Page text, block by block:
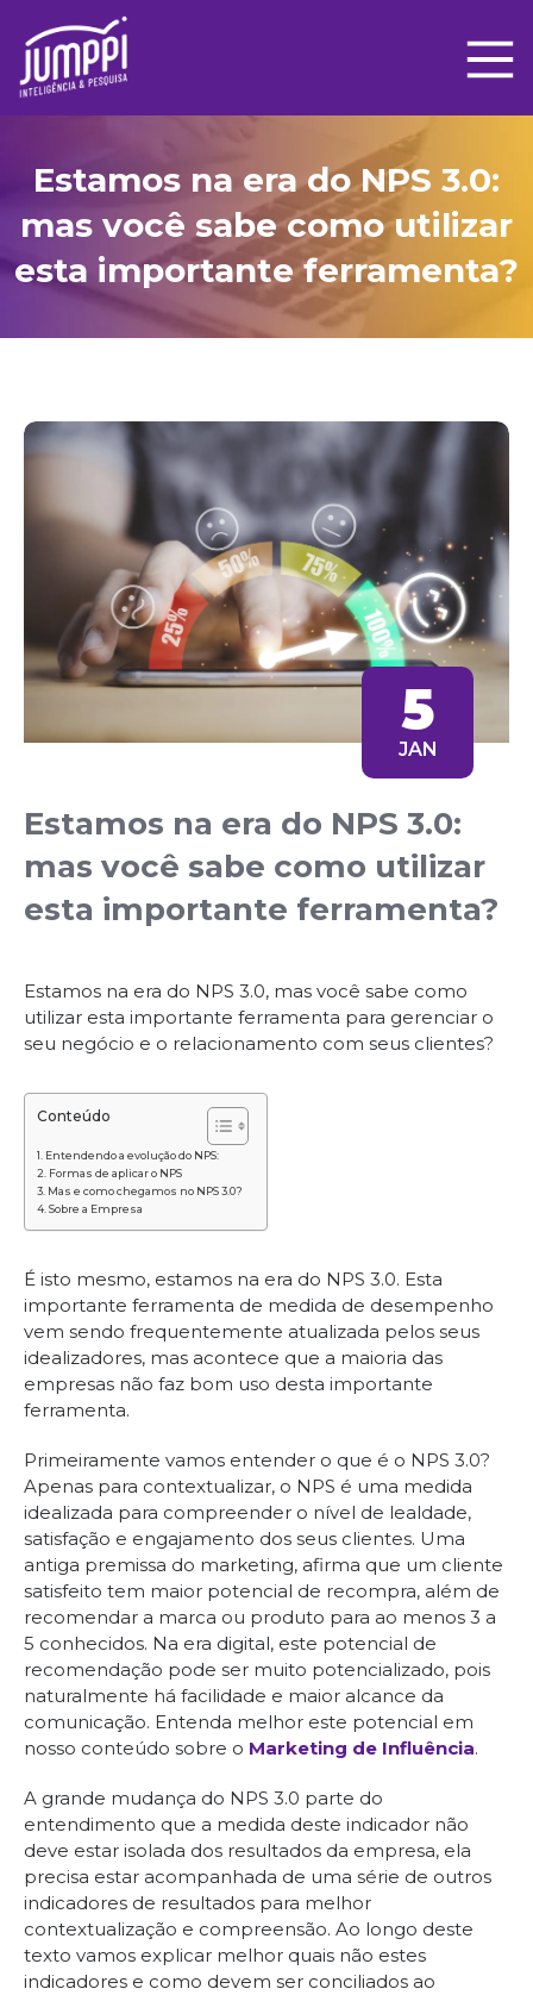
Estamos na era do NPS 3.0:
mas você sabe como utilizar
esta importante ferramenta?
5
JAN
Estamos na era do NPS 3.0:
mas você sabe como utilizar
esta importante ferramenta?
Estamos na era do NPS 3.0, mas você sabe como
utilizar esta importante ferramenta para gerenciar o
seu negócio e o relacionamento com seus clientes?
Conteúdo
Entendendo a evolução do NPS:
Formas de aplicar o NPS
Mas e como chegamos no NPS 3.0?
Sobre a Empresa
É isto mesmo, estamos na era do NPS 3.0. Esta
importante ferramenta de medida de desempenho
vem sendo frequentemente atualizada pelos seus
idealizadores, mas acontece que a maioria das
empresas não faz bom uso desta importante
ferramenta.
Primeiramente vamos entender o que é o NPS 3.0?
Apenas para contextualizar, o NPS é uma medida
idealizada para compreender o nível de lealdade,
satisfação e engajamento dos seus clientes. Uma
antiga premissa do marketing, afirma que um cliente
satisfeito tem maior potencial de recompra, além de
recomendar a marca ou produto para ao menos 3 a
5 conhecidos. Na era digital, este potencial de
recomendação pode ser muito potencializado, pois
naturalmente há facilidade e maior alcance da
comunicação. Entenda melhor este potencial em
nosso conteúdo sobre o Marketing de Influência.
A grande mudança do NPS 3.0 parte do
entendimento que a medida deste indicador não
deve estar isolada dos resultados da empresa, ela
precisa estar acompanhada de uma série de outros
indicadores de resultados para melhor
contextualização e compreensão. Ao longo deste
texto vamos explicar melhor quais não estes
indicadores e como devem ser conciliados ao